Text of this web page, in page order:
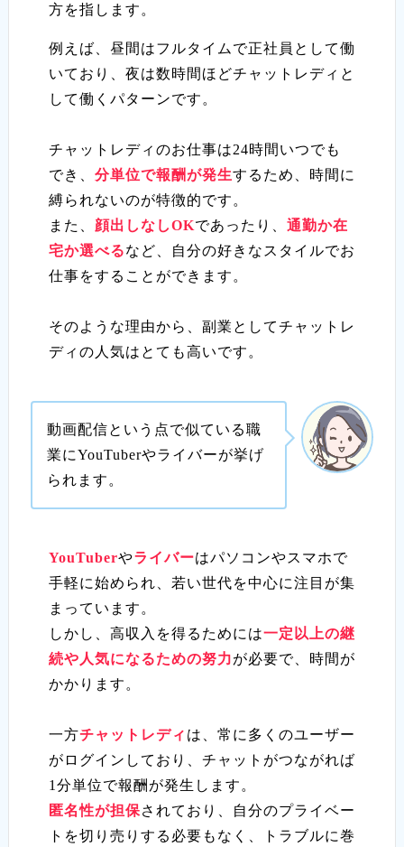
方を指します。
例えば、昼間はフルタイムで正社員として働
いており、夜は数時間ほどチャットレディと
して働くパターンです。
チャットレディのお仕事は24時間いつでも
でき、 分単位で報酬が発生するため、時間に
縛られないのが特徴的です。
また、 顔出しなしOKであったり、 通勤か在
宅か選べるなど、自分の好きなスタイルでお
仕事をすることができます。
そのような理由から、副業としてチャットレ
ディの人気はとても高いです。
動画配信という点で似ている職
業にYouTuberやライバーが挙げ
られます。
YouTuberやライバーはパソコンやスマホで
手軽に始められ、若い世代を中心に注目が集
まっています。
しかし、高収入を得るためには一定以上の継
続や人気になるための努力が必要で、時間が
かかります。
一方チャットレディ は、常に多くのユーザー
がログインしており、チャットがつながれば
1分単位で報酬が発生します。
匿名性が担保されており、自分のプライベー
トを切り売りする必要もなく、トラブルに巻